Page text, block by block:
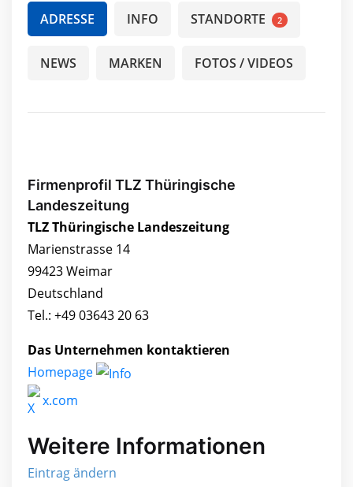
ADRESSE INFO STANDORTE 2
NEWS MARKEN FOTOS / VIDEOS
Firmenprofil TLZ Thüringische
Landeszeitung
TLZ Thüringische Landeszeitung
Marienstrasse 14
99423 Weimar
Deutschland
Tel.: +49 03643 20 63
Das Unternehmen kontaktieren
Homepage
x.com
Weitere Informationen
Eintrag ändern